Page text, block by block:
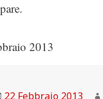
2013
Scritto
22 Febbraio 2013